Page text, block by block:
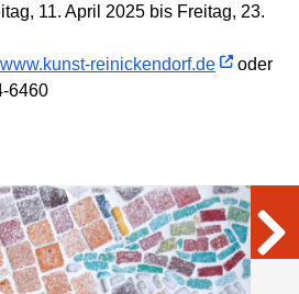
11. April 2025 bis Freitag, 23.
www.kunst-reinickendorf.de
oder
6460